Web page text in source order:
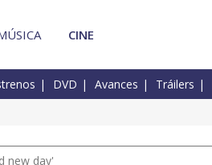
CINE
DVD Avances Tráilers
new day'